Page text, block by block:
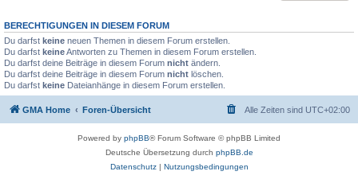
BERECHTIGUNGEN IN DIESEM FORUM
Du darfst keine neuen Themen in diesem Forum erstellen.
Du darfst keineAntworten zu Themen in diesem Forum erstellen.
Du darfst deine Beiträge in diesem Forum nicht ändern.
Du darfst deine Beiträge in diesem Forum nicht löschen.
Du darfst keine Dateianhänge in diesem Forum erstellen.
GMA Home Foren-Übersicht Alle Zeiten sind UTC+02:00
Powered by phpBB® Forum Software © phpBB Limited
Deutsche Übersetzung durch phpBB.de
Datenschutz| Nutzungsbedingungen